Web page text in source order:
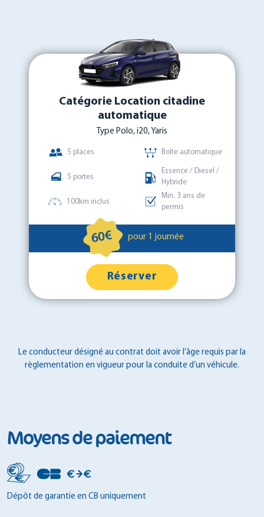
Catégorie Location citadine
automatique
Type Polo, i20, Yaris
5 places Boîte automatique
5 portes
Essence / Diesel /
Hybride
100km inclus
Min. 3 ans de
permis
60€ pour 1 journée
Réserver
Le conducteur désigné au contrat doit avoir l’âge requis par la
règlementation en vigueur pour la conduite d’un véhicule.
Moyens de paiement
Dépôt de garantie en CB uniquement